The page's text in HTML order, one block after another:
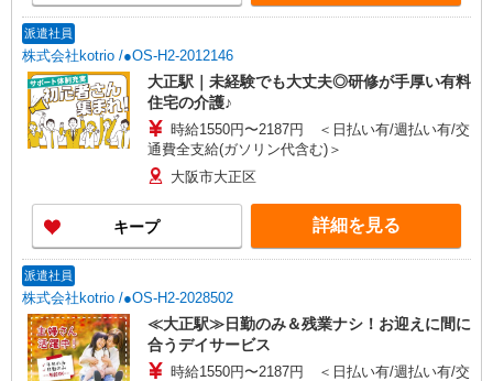
派遣社員
株式会社kotrio /●OS-H2-2012146
大正駅｜未経験でも大丈夫◎研修が手厚い有料
住宅の介護♪
時給1550円〜2187円 ＜日払い有/週払い有/交
通費全支給(ガソリン代含む)＞
大阪市大正区
キープ 詳細を見る
派遣社員
株式会社kotrio /●OS-H2-2028502
≪大正駅≫日勤のみ＆残業ナシ！お迎えに間に
合うデイサービス
時給1550円〜2187円 ＜日払い有/週払い有/交